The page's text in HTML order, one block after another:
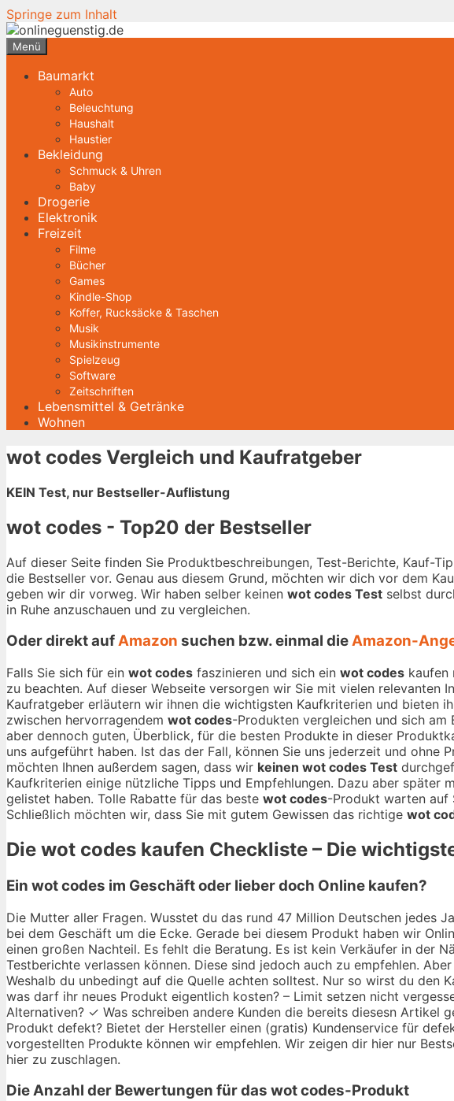
Springe zum Inhalt
Menü
Baumarkt
Auto
Beleuchtung
Haushalt
Haustier
Bekleidung
Schmuck & Uhren
Baby
Drogerie
Elektronik
Freizeit
Filme
Bücher
Games
Kindle-Shop
Koffer, Rucksäcke & Taschen
Musik
Musikinstrumente
Spielzeug
Software
Zeitschriften
Lebensmittel & Getränke
Wohnen
wot codes Vergleich und Kaufratgeber
KEIN Test, nur Bestseller-Auflistung
wot codes - Top20 der Bestseller
Auf dieser Seite finden Sie Produktbeschreibungen, Test-Berichte, Kauf-
die Bestseller vor. Genau aus diesem Grund, möchten wir dich vor dem
geben wir dir vorweg. Wir haben selber keinen wot codes Test selbst
in Ruhe anzuschauen und zu vergleichen.
Oder direkt aufAmazon suchen bzw. einmal dieAmazon-
Falls Sie sich für ein wot codes faszinieren und sich ein wot codes kaufen
zu beachten. Auf dieser Webseite versorgen wir Sie mit vielen relevanten
Kaufratgeber erläutern wir ihnen die wichtigsten Kaufkriterien und bieten
zwischen hervorragendem wot codes-Produkten vergleichen und sich am
aber dennoch guten, Überblick, für die besten Produkte in dieser
uns aufgeführt haben. Ist das der Fall, können Sie uns jederzeit und ohne
möchten Ihnen außerdem sagen, dass wir keinen wot codes Test
Kaufkriterien einige nützliche Tipps und Empfehlungen. Dazu aber
gelistet haben. Tolle Rabatte für das beste wot codes-Produkt warten auf
Schließlich möchten wir, dass Sie mit gutem Gewissen das richtige wot
Die wot codes kaufen Checkliste – Die
Ein wot codes im Geschäft oder lieber doch Online kaufen?
Die Mutter aller Fragen. Wusstet du das rund 47 Million Deutschen jedes
bei dem Geschäft um die Ecke. Gerade bei diesem Produkt haben wir
einen großen Nachteil. Es fehlt die Beratung. Es ist kein Verkäufer in der
Testberichte verlassen können. Diese sind jedoch auch zu empfehlen.
Weshalb du unbedingt auf die Quelle achten solltest. Nur so wirst du
was darf ihr neues Produkt eigentlich kosten? – Limit setzen nicht
Alternativen? ✓ Was schreiben andere Kunden die bereits diesesn
Produkt defekt? Bietet der Hersteller einen (gratis) Kundenservice für
vorgestellten Produkte können wir empfehlen. Wir zeigen dir hier nur
hier zu zuschlagen.
Die Anzahl der Bewertungen für das wot codes-Produkt